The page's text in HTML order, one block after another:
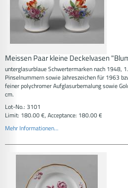
Meissen Paar kleine Deckelvasen
unterglasurblaue Schwertermarken nach 1948,
Pinselnummern sowie Jahreszeichen für 1963
feiner polychromer Aufglasurbemalung sowie
cm.
Lot-No.: 3101
Limit: 180.00 €, Acceptance: 180.00 €
Mehr Informationen...